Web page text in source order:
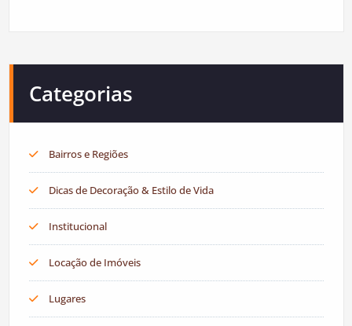
Categorias
Bairros e Regiões
Dicas de Decoração & Estilo de Vida
Institucional
Locação de Imóveis
Lugares